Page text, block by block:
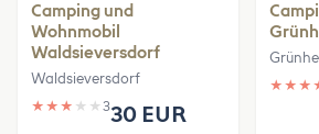
Camping und
Wohnmobil
Waldsieversdorf
Waldsieversdorf
★ ★ ★ ★ ★ 330 EUR
★ ★ ★